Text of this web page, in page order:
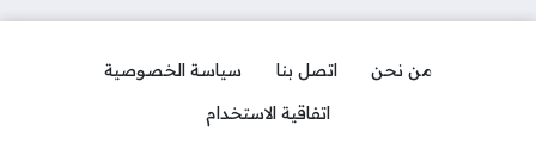
من نحن اتصل بنا
سياسة الخصوصية
اتفاقية الاستخدام